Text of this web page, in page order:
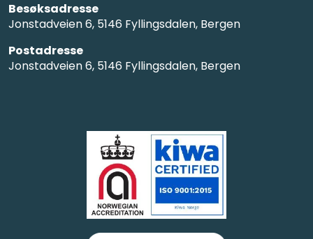
Besøksadresse
Jonstadveien 6, 5146 Fyllingsdalen, Bergen
Postadresse
Jonstadveien 6, 5146 Fyllingsdalen, Bergen